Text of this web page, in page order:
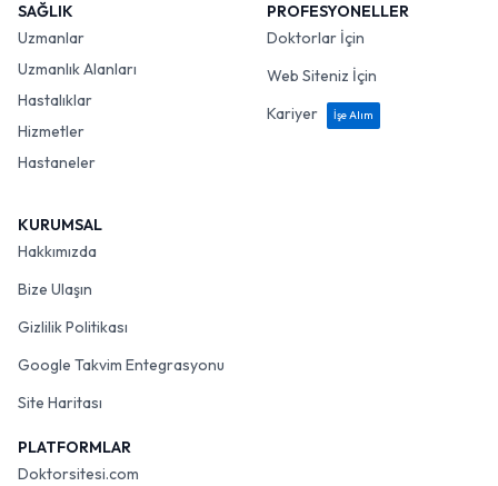
SAĞLIK
Uzmanlar
Uzmanlık Alanları
Hastalıklar
Hizmetler
Hastaneler
PROFESYONELLER
Doktorlar İçin
Web Siteniz İçin
Kariyer
İşe Alım
KURUMSAL
Hakkımızda
Bize Ulaşın
Gizlilik Politikası
Google Takvim Entegrasyonu
Site Haritası
PLATFORMLAR
Doktorsitesi.com